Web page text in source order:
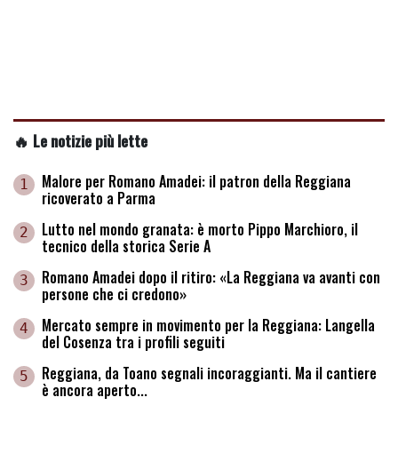
🔥 Le notizie più lette
1 Malore per Romano Amadei: il patron della Reggiana
ricoverato a Parma
2 Lutto nel mondo granata: è morto Pippo Marchioro, il
tecnico della storica Serie A
3 Romano Amadei dopo il ritiro: «La Reggiana va avanti con
persone che ci credono»
4 Mercato sempre in movimento per la Reggiana: Langella
del Cosenza tra i profili seguiti
5 Reggiana, da Toano segnali incoraggianti. Ma il cantiere
è ancora aperto...